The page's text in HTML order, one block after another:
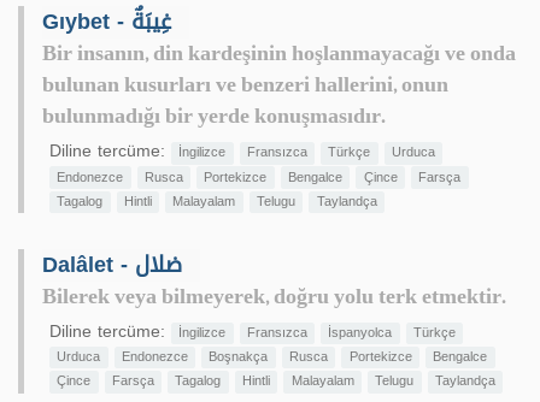
Gıybet - غِيبَةٌ
Bir insanın, din kardeşinin hoşlanmayacağı ve onda
bulunan kusurları ve benzeri hallerini, onun
bulunmadığı bir yerde konuşmasıdır.
Diline tercüme: İngilizce Fransızca Türkçe
Urduca
Endonezce
Rusca Portekizce Bengalce Çince
Farsça
Tagalog
Hintli Malayalam Telugu Taylandça
Dalâlet - ضلال
Bilerek veya bilmeyerek, doğru yolu terk etmektir.
Diline tercüme: İngilizce Fransızca İspanyolca
Türkçe
Urduca
Endonezce Boşnakça Rusca Portekizce
Bengalce
Çince
Farsça Tagalog Hintli Malayalam Telugu Taylandça